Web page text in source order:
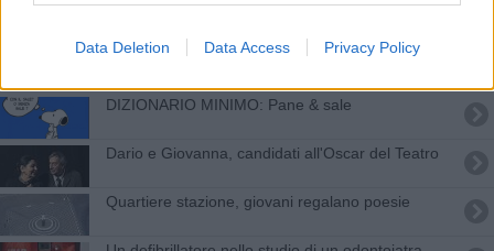
Data Deletion Data Access Privacy Policy
​Notte bianca… anche per Igenio
​DIZIONARIO MINIMO: Pane & sale
Dario e Giovanna, candidati all'Oscar del Teatro
Quartiere stazione, giovani regalano poesie